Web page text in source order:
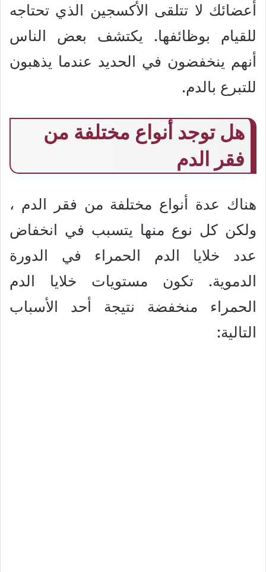
أعضائك لا تتلقى الأكسجين الذي تحتاجه
للقيام بوظائفها. يكتشف بعض الناس
أنهم ينخفضون في الحديد عندما يذهبون
للتبرع بالدم.
هل توجد أنواع مختلفة من
فقر الدم
هناك عدة أنواع مختلفة من فقر الدم ،
ولكن كل نوع منها يتسبب في انخفاض
عدد خلايا الدم الحمراء في الدورة
الدموية. تكون مستويات خلايا الدم
الحمراء منخفضة نتيجة أحد الأسباب
التالية: